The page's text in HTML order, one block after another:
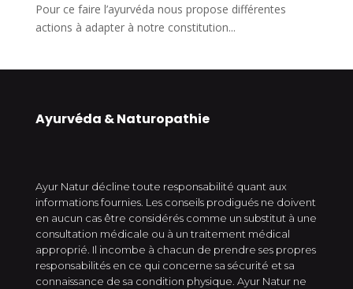
Pour ce faire l’ayurvéda nous propose différentes
actions à adapter à notre constitution...
Ayurvéda & Naturopathie
Ayur Natur décline toute responsabilité quant aux
informations fournies. Les conseils prodigués ne doivent
en aucun cas être considérés comme un substitut à une
consultation médicale ou à un traitement médical
approprié. Il incombe à chacun de prendre ses propres
responsabilités en ce qui concerne sa sécurité et sa
connaissance de sa condition physique. Ayur Natur ne